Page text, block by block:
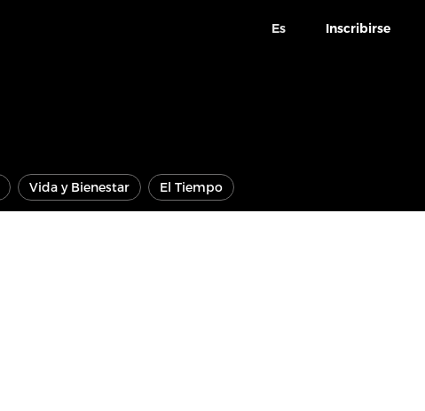
Es Inscribirse
Vida y Bienestar El Tiempo